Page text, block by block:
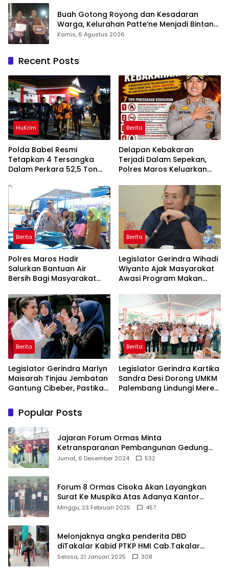
Buah Gotong Royong dan Kesadaran
Warga, Kelurahan Patte’ne Menjadi Bintang
Takalar Award 2026
Kamis, 6 Agustus 2026
Recent Posts
HuKrim
Polda Babel Resmi
Tetapkan 4 Tersangka
Dalam Perkara 52,5 Ton
Belitung
Berita
Delapan Kebakaran
Terjadi Dalam Sepekan,
Polres Maros Keluarkan
Masyarakat
Berita
Polres Maros Hadir
Salurkan Bantuan Air
Bersih Bagi Masyarakat
Di Maros
Berita
Legislator Gerindra Wihadi
Wiyanto Ajak Masyarakat
Awasi Program Makan
Sasaran
Berita
Legislator Gerindra Marlyn
Maisarah Tinjau Jembatan
Gantung Cibeber, Pastikan
Berita
Legislator Gerindra Kartika
Sandra Desi Dorong UMKM
Palembang Lindungi Merek
Popular Posts
Jajaran Forum Ormas Minta
Ketransparanan Pembangunan Gedung
Damkar Di Kecamatan Cisoka
Jumat, 6 Desember 2024 532
Forum 8 Ormas Cisoka Akan Layangkan
Surat Ke Muspika Atas Adanya Kantor
Matel di Cisoka
Minggu, 23 Februari 2025 457
Melonjaknya angka penderita DBD
diTakalar Kabid PTKP HMI Cab.Takalar
angkat bicara
Selasa, 21 Januari 2025 308